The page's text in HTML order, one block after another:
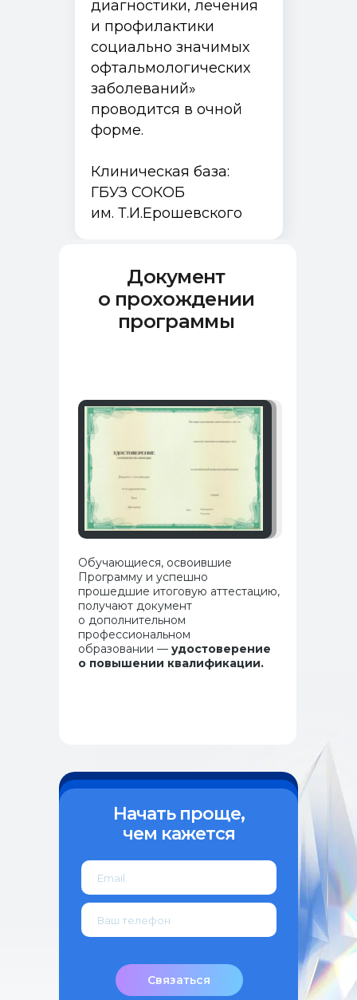
диагностики, лечения
и профилактики
социально значимых
офтальмологических
заболеваний»
проводится в очной
форме.
Клиническая база:
ГБУЗ СОКОБ
им. Т.И.Ерошевского
Документ
о прохождении
программы
Обучающиеся, освоившие
Программу и успешно
прошедшие итоговую аттестацию,
получают документ
о дополнительном
профессиональном
образовании — удостоверение
о повышении квалификации.
Начать проще,
чем кажется
Связаться
Программы и курсы
Политика конфиденциальности
443099, Самара, ул. Чапаевская, 89,
Сведения об образовательной
ipo@samsmu.ru
+7 (846) 374-10-04 (доб. 4103)
+7 927 260-15-56
Специалистам с медицинским образованием
Контакты
podzorova@samsmu.ru